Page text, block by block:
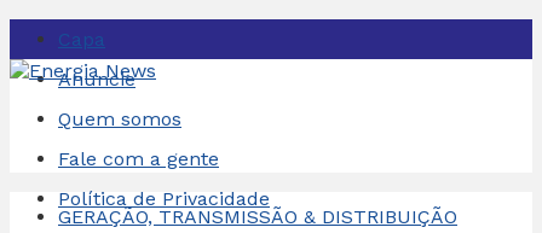
Capa
Anuncie
Quem somos
Fale com a gente
Política de Privacidade
GERAÇÃO, TRANSMISSÃO & DISTRIBUIÇÃO